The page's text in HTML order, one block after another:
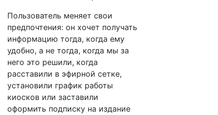
Пользователь меняет свои
предпочтения: он хочет получать
информацию тогда, когда ему
удобно, а не тогда, когда мы за
него это решили, когда
расставили в эфирной сетке,
установили график работы
киосков или заставили
оформить подписку на издание